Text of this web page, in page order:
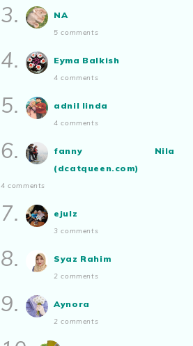
Aynorablogs - Info Tepat
Dengan Lifestyle Terkini!
Ayam Masak Kicap, Dinner Yang
3. NA
5 comments
4. Eyma Balkish
4 comments
5. adnil linda
4 comments
6.
fanny Nila
(dcatqueen.com)
4 comments
7. ejulz
3 comments
8. Syaz Rahim
2 comments
9. Aynora
2 comments